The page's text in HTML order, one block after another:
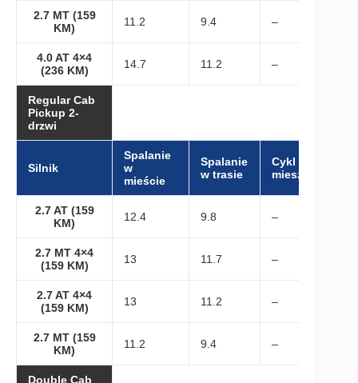
2.7 MT (159
KM)
11.2 9.4 –
4.0 AT 4×4
(236 KM)
14.7 11.2 –
Regular Cab
Pickup 2-
drzwi
Silnik
Spalanie
w
mieście
Spalanie
w trasie
Cykl
mieszany
2.7 AT (159
KM)
12.4 9.8 –
2.7 MT 4×4
(159 KM)
13 11.7 –
2.7 AT 4×4
(159 KM)
13 11.2 –
2.7 MT (159
KM)
11.2 9.4 –
Double Cab